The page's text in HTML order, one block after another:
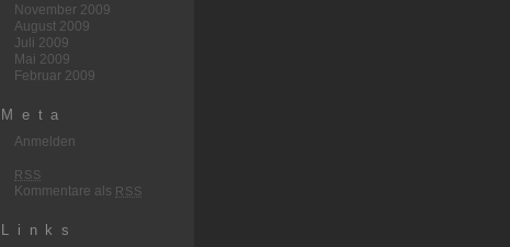
November 2009
August 2009
Juli 2009
Mai 2009
Februar 2009
Meta
Anmelden
RSS
Kommentare als RSS
Links